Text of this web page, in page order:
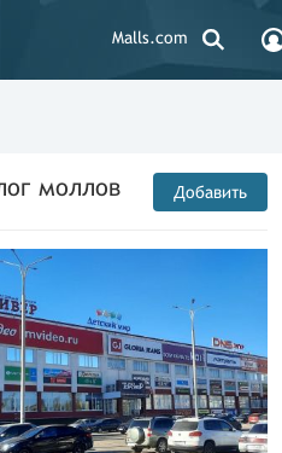
Malls.com
моллов Добавить